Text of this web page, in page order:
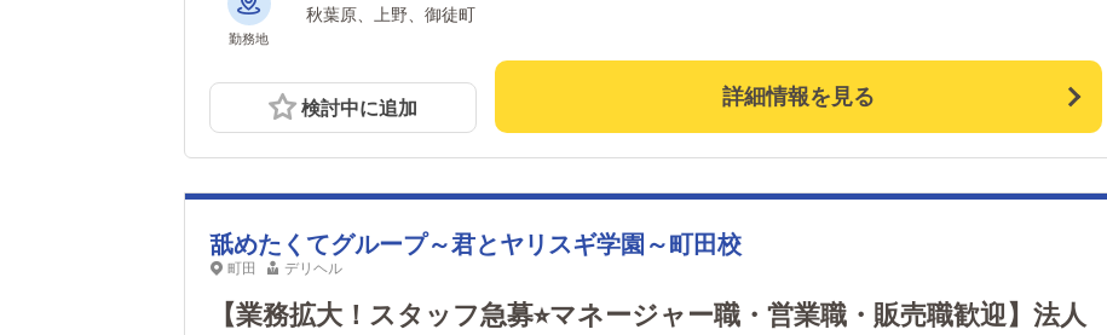
勤務地
秋葉原、上野、御徒町
検討中に追加 詳細情報を見る
舐めたくてグループ～君とヤリスギ学園～町田校
町田 デリヘル
【業務拡大！スタッフ急募⭐︎マネージャー職・営業職・販売職歓迎】法人